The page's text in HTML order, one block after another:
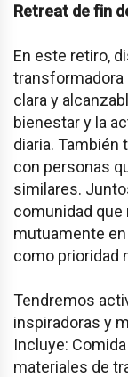
Retreat de fin
En este retiro,
transformadora
clara y
bienestar y la
diaria. También
con personas
similares.
comunidad que
mutuamente
como prioridad
Tendremos
inspiradoras y
Incluye:
materiales de